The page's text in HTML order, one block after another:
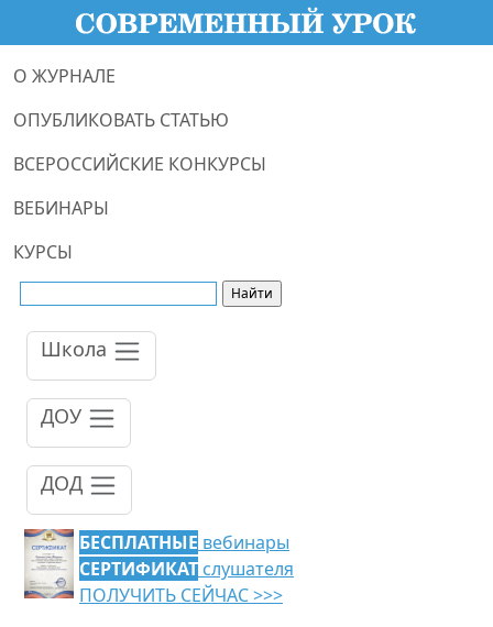
О ЖУРНАЛЕ
ОПУБЛИКОВАТЬ СТАТЬЮ
ВСЕРОССИЙСКИЕ КОНКУРСЫ
ВЕБИНАРЫ
КУРСЫ
Школа
ДОУ
ДОД
БЕСПЛАТНЫЕ вебинары
СЕРТИФИКАТ слушателя
ПОЛУЧИТЬ СЕЙЧАС >>>